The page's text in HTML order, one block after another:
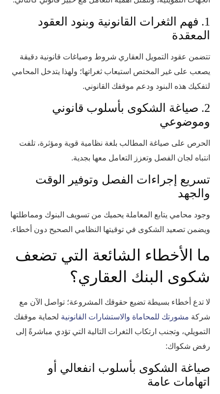
1. فهم الثغرات القانونية وبنود العقود
المعقدة
تتضمن عقود التمويل العقاري شروط وصياغات قانونية دقيقة
يصعب على غير المختص استيعاب ثغراتها؛ ولهذا يتدخل المحامي
لتفكيك هذه البنود ودعم موقفك القانوني.
2. صياغة الشكوى بأسلوب قانوني
وموضوعي
الحرص على صياغة المطالب بلغة نظامية قوية ومؤثرة، تلفت
انتباه لجان الفصل وتعزز التعامل معها بجدية.
تسريع إجراءات الفصل وتوفير الوقت
والجهد
وجود محامي يتابع المعاملة يحميك من تسويف البنوك ومماطلتها
ويضمن تصعيد الشكوى في توقيتها النظامي الصحيح دون أخطاء.
ما الأخطاء الشائعة التي تضعف
شكوى البنك العقاري؟
لا تدع أخطاء بسيطة تضيع حقوقك المشروعة؛ تواصل الآن مع
شركة مشورتك للمحاماة والاستشارات القانونية لحماية موقفك
التمويلي، وتجنب ارتكاب الثغرات التالية التي تؤدي مباشرةً إلى
رفض شكواك:
صياغة الشكوى بأسلوب انفعالي أو
اتهامات عامة